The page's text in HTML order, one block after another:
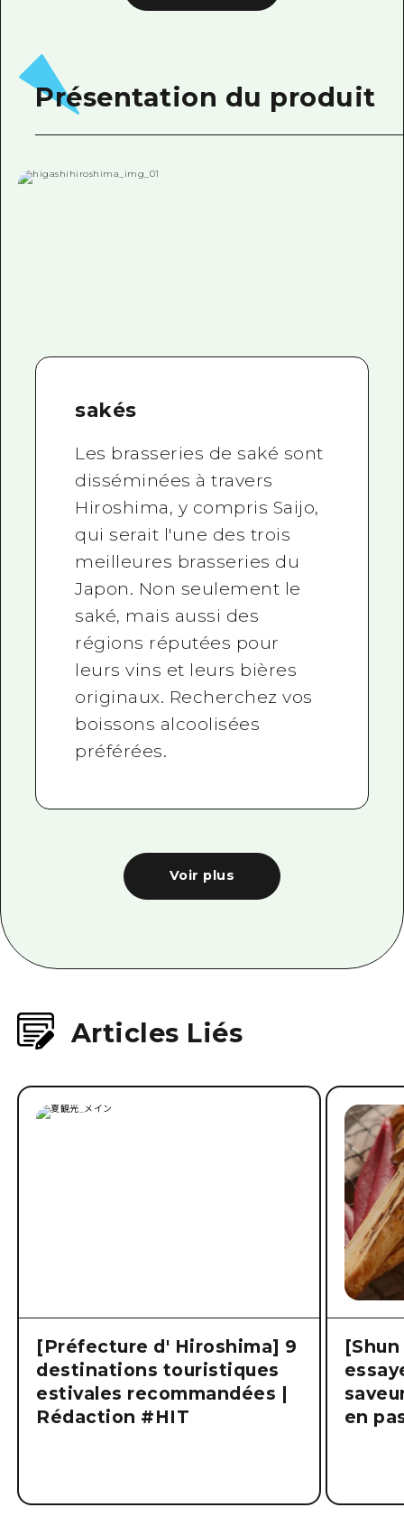
Présentation du produit
sakés
Les brasseries de saké sont
disséminées à travers
Hiroshima, y compris Saijo,
qui serait l'une des trois
meilleures brasseries du
Japon. Non seulement le
saké, mais aussi des
régions réputées pour
leurs vins et leurs bières
originaux. Recherchez vos
boissons alcoolisées
préférées.
Voir plus
Articles Liés
[Préfecture d' Hiroshima] 9
destinations touristiques
estivales recommandées |
Rédaction #HIT
en